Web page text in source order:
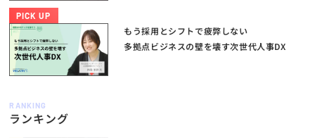
PICK UP
もう採用とシフトで疲弊しない
多拠点ビジネスの壁を壊す次世代人事DX
RANKING
ランキング